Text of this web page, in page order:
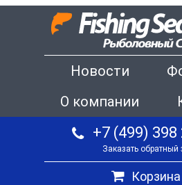
Новости
О компании
+7 (499) 398
Заказать обратный